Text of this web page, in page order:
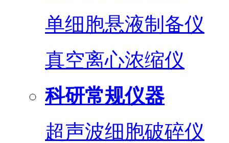
单细胞悬液制备仪
真空离心浓缩仪
科研常规仪器
超声波细胞破碎仪